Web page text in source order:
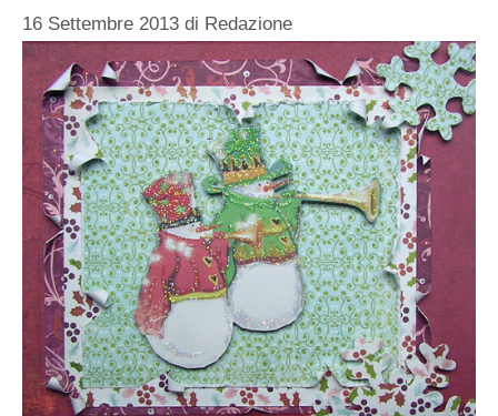
16 Settembre 2013 di Redazione